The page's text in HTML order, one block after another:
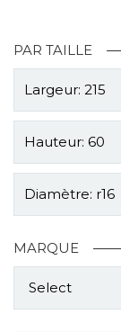
PAR TAILLE
Largeur: 215
Hauteur: 60
Diamètre: r16
MARQUE
Select